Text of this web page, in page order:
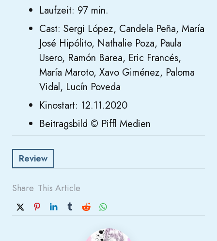
Laufzeit: 97 min.
Cast: Sergi López, Candela Peña, María
José Hipólito, Nathalie Poza, Paula
Usero, Ramón Barea, Eric Francés,
María Maroto, Xavo Giménez, Paloma
Vidal, Lucín Poveda
Kinostart: 12.11.2020
Beitragsbild © Piffl Medien
Review
Share This Article